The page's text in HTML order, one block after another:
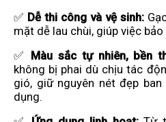
✅ Dễ thi công và vệ sinh:
mặt dễ lau chùi, giúp việc
✅ Màu sắc tự nhiên, bền
không bị phai dù chịu tác
gió, giữ nguyên nét đẹp
dụng.